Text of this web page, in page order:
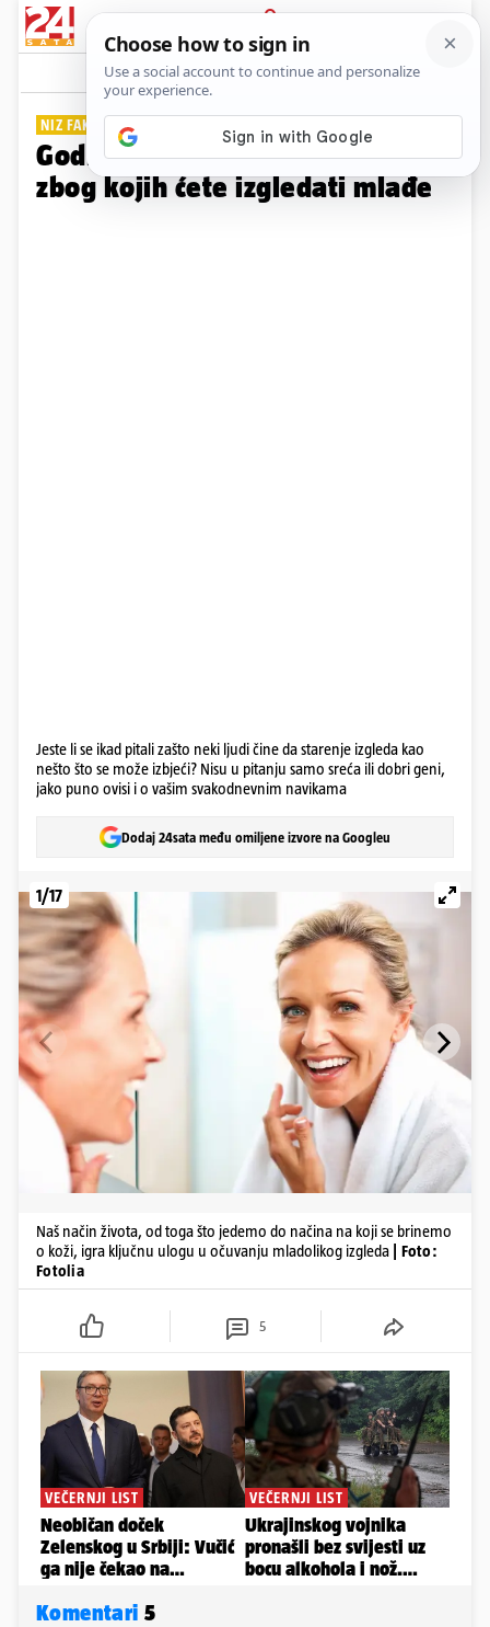
PRIJAVA
Galerija Komentari
NIZ FAKTORA
Godine su samo broj: Navike
zbog kojih ćete izgledati mlađe
Jeste li se ikad pitali zašto neki ljudi čine da starenje izgleda kao
nešto što se može izbjeći? Nisu u pitanju samo sreća ili dobri geni,
jako puno ovisi i o vašim svakodnevnim navikama
Dodaj 24sata među omiljene izvore na Googleu
1/17
Naš način života, od toga što jedemo do načina na koji se brinemo
o koži, igra ključnu ulogu u očuvanju mladolikog izgleda
| Foto:
Fotolia
5
Komentari 5